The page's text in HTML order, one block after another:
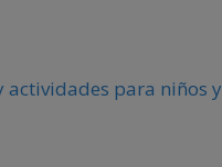
actividades para niños y